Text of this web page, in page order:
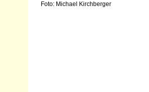
Foto: Michael Kirchberger